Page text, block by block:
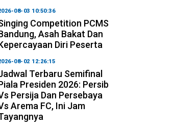
08-03 10:50:36
Competition PCMS
Asah Bakat Dan
Diri Peserta
08-02 12:26:15
Terbaru Semifinal
Presiden 2026: Persib
Persija Dan Persebaya
Arema FC, Ini Jam